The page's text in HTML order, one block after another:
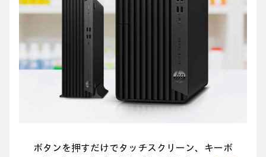
ボタンを押すだけでタッチスクリーン、キーボ